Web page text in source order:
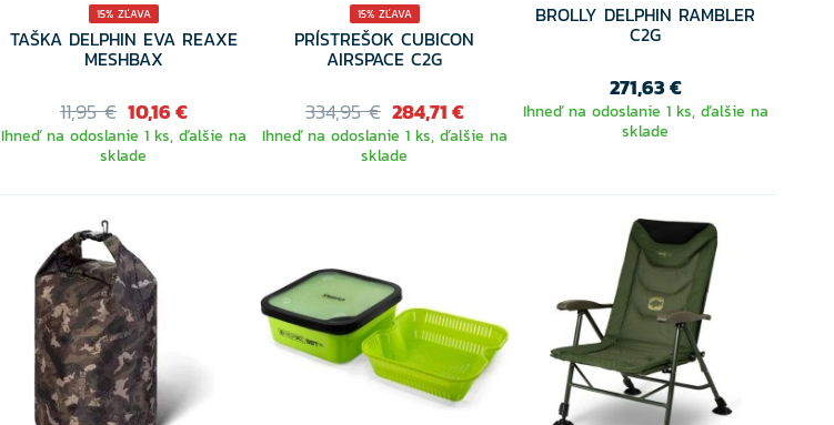
15% ZĽAVA
TAŠKA DELPHIN EVA REAXE
MESHBAX
11,95 € 10,16 €
Ihneď na odoslanie 1 ks, ďalšie na
sklade
15% ZĽAVA
PRÍSTREŠOK CUBICON
AIRSPACE C2G
334,95 € 284,71 €
Ihneď na odoslanie 1 ks, ďalšie na
sklade
BROLLY DELPHIN RAMBLER
C2G
271,63 €
Ihneď na odoslanie 1 ks, ďalšie na
sklade